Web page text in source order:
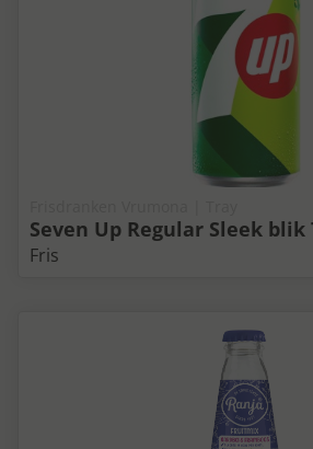
Seven Up Regular Sleek blik
Fris